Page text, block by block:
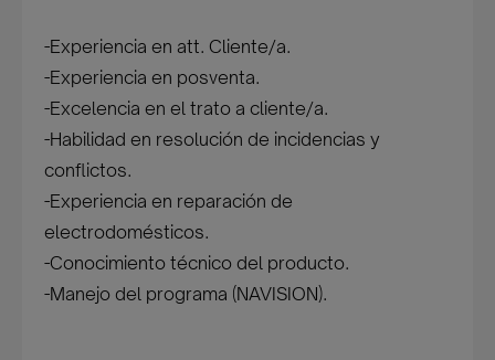
-Experiencia en att. Cliente/a.
-Experiencia en posventa.
-Excelencia en el trato a cliente/a.
-Habilidad en resolución de incidencias y
conflictos.
-Experiencia en reparación de
electrodomésticos.
-Conocimiento técnico del producto.
-Manejo del programa (NAVISION).